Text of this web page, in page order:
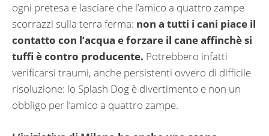
ogni pretesa e lasciare che l’amico a quattro zampe
scorrazzi sulla terra ferma: non a tutti i cani piace il
contatto con l’acqua e forzare il cane affinchè si
tuffi è contro producente. Potrebbero infatti
verificarsi traumi, anche persistenti ovvero di difficile
risoluzione: lo Splash Dog è divertimento e non un
obbligo per l’amico a quattro zampe.